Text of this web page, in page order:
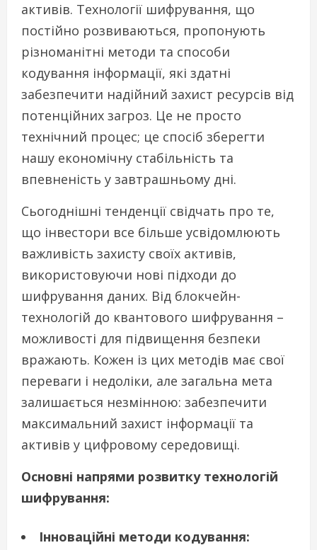
активів. Технології шифрування, що
постійно розвиваються, пропонують
різноманітні методи та способи
кодування інформації, які здатні
забезпечити надійний захист ресурсів від
потенційних загроз. Це не просто
технічний процес; це спосіб зберегти
нашу економічну стабільність та
впевненість у завтрашньому дні.
Сьогоднішні тенденції свідчать про те,
що інвестори все більше усвідомлюють
важливість захисту своїх активів,
використовуючи нові підходи до
шифрування даних. Від блокчейн-
технологій до квантового шифрування –
можливості для підвищення безпеки
вражають. Кожен із цих методів має свої
переваги і недоліки, але загальна мета
залишається незмінною: забезпечити
максимальний захист інформації та
активів у цифровому середовищі.
Основні напрями розвитку технологій
шифрування:
Інноваційні методи кодування: